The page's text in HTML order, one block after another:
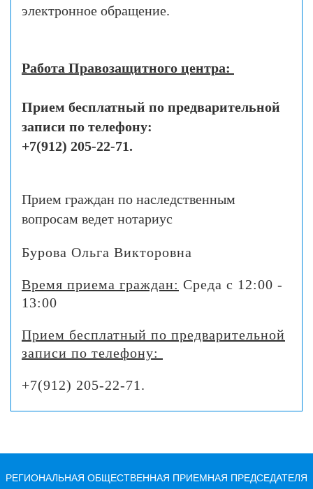
электронное обращение.
Работа Правозащитного центра:
Прием бесплатный по предварительной
записи по телефону:
+7(912) 205-22-71.
Прием граждан по наследственным
вопросам ведет нотариус
Бурова Ольга Викторовна
Время приема граждан: Среда с 12:00 -
13:00
Прием бесплатный по предварительной
записи по телефону:
+7(912) 205-22-71.
РЕГИОНАЛЬНАЯ ОБЩЕСТВЕННАЯ ПРИЕМНАЯ ПРЕДСЕДАТЕЛЯ